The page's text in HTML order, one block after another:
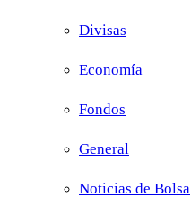
Divisas
Economía
Fondos
General
Noticias de Bolsa